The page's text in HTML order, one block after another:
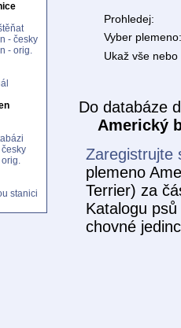
- česky
- orig.
stanici
Prohledej:
Vyber plemeno:
Ukaž vše
Do databáze
Americký
Zaregistrujte
plemeno
Terrier) za
Katalogu
chovné